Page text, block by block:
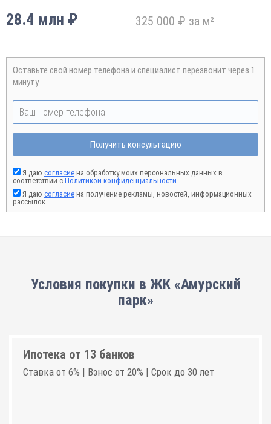
28.4 млн ₽ 325 000 ₽ за м²
Оставьте свой номер телефона и специалист перезвонит через 1
минуту
Получить консультацию
Я даю согласие на обработку моих персональных данных в
соответствии с Политикой конфиденциальности
Я даю согласие на получение рекламы, новостей, информационных
рассылок
Условия покупки в ЖК «Амурский
парк»
Ипотека от 13 банков
Ставка от 6% | Взнос от 20% | Срок до 30 лет